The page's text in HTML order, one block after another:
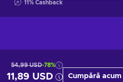
11% Cashback
54,99 USD-78%
11,89 USD Cumpără acum